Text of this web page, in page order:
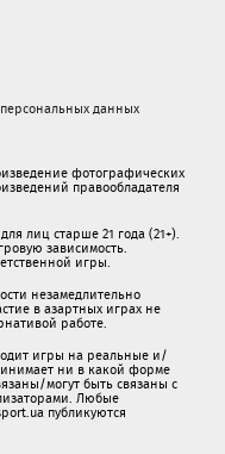
данных
фотографических
правообладателя
лиц старше 21 года (21+).
зависимость.
игры.
незамедлительно
в азартных играх не
работе.
игры на реальные и/
ни в какой форме
могут быть связаны c
Любые
публикуютcя